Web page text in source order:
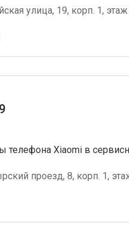
улица, 19, корп. 1,
телефона Xiaomi в
проезд, 8, корп. 1,